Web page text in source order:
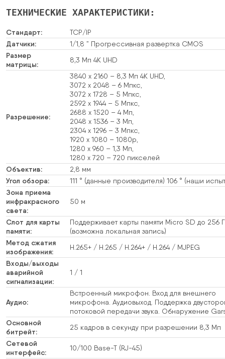
ТЕХНИЧЕСКИЕ ХАРАКТЕРИСТИКИ:
Стандарт: TCP/IP
Датчики: 1/1,8 ” Прогрессивная развертка CMOS
Размер
матрицы:
8,3 Мп 4K UHD
Разрешение:
3840 x 2160 – 8,3 Мп 4K UHD,
3072 x 2048 – 6 Мпкс,
3072 x 1728 – 5 Мпкс,
2592 x 1944 – 5 Мпкс,
2688 x 1520 – 4 Мп,
2048 x 1536 – 3 Мп,
2304 x 1296 – 3 Мпкс,
1920 x 1080 – 1080p,
1280 x 960 – 1,3 Мп,
1280 x 720 – 720 пикселей
Объектив: 2,8 мм
Угол обзора: 111 ° (данные производителя) 106 ° (наши
Зона приема
инфракрасного
света:
50 м
Слот для карты
памяти:
Поддерживает карты памяти Micro SD до 256
(возможна локальная запись)
Метод сжатия
изображения:
H.265+ / H.265 / H.264+ / H.264 / MJPEG
Входы/выходы
аварийной
сигнализации:
1 / 1
Аудио:
Встроенный микрофон. Вход для внешнего
микрофона. Аудиовыход. Поддержка
потоковой передачи звука. Обнаружение
Основной
битрейт:
25 кадров в секунду при разрешении 8,3 Мп
Сетевой
интерфейс:
10/100 Base-T (RJ-45)